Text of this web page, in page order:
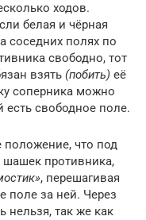
ходов.
белая и чёрная
соседних полях по
свободно, тот
взять (побить) её
соперника можно
есть свободное поле.
положение, что под
шашек противника,
, перешагивая
поле за ней. Через
нельзя, так же как